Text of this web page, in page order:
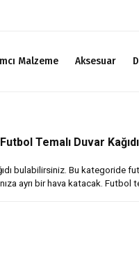
Malzeme Aksesuar
Futbol Temalı Duvar Kağıdı
bulabilirsiniz. Bu
ayrı bir hava katacak. Futbol